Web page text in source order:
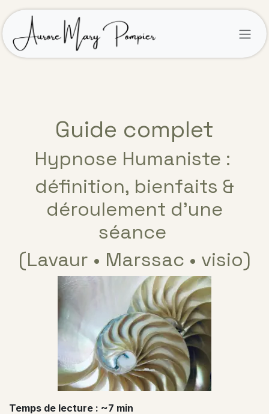
Se rendre au contenu
Guide complet
Hypnose Humaniste :
définition, bienfaits &
déroulement d’une
séance
(Lavaur • Marssac • visio)
Temps de lecture : ~7 min